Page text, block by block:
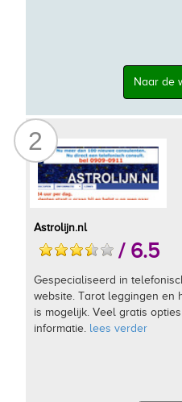
Naar de
2
Astrolijn.nl
/ 6.5
Gespecialiseerd in
website. Tarot leggingen en
is mogelijk. Veel gratis
informatie. lees verder